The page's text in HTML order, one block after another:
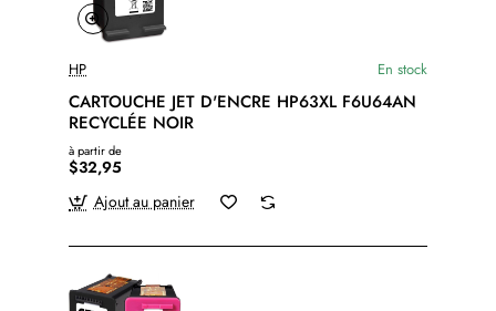
HP En stock
CARTOUCHE JET D'ENCRE HP63XL F6U64AN
RECYCLÉE NOIR
à partir de
$32,95
Ajout au panier